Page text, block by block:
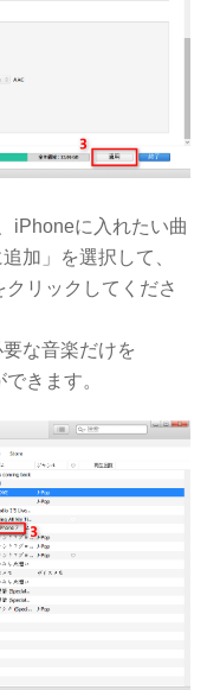
iPhoneに入れたい曲
加」を選択して、
クリックしてくださ
な音楽だけを
きます。